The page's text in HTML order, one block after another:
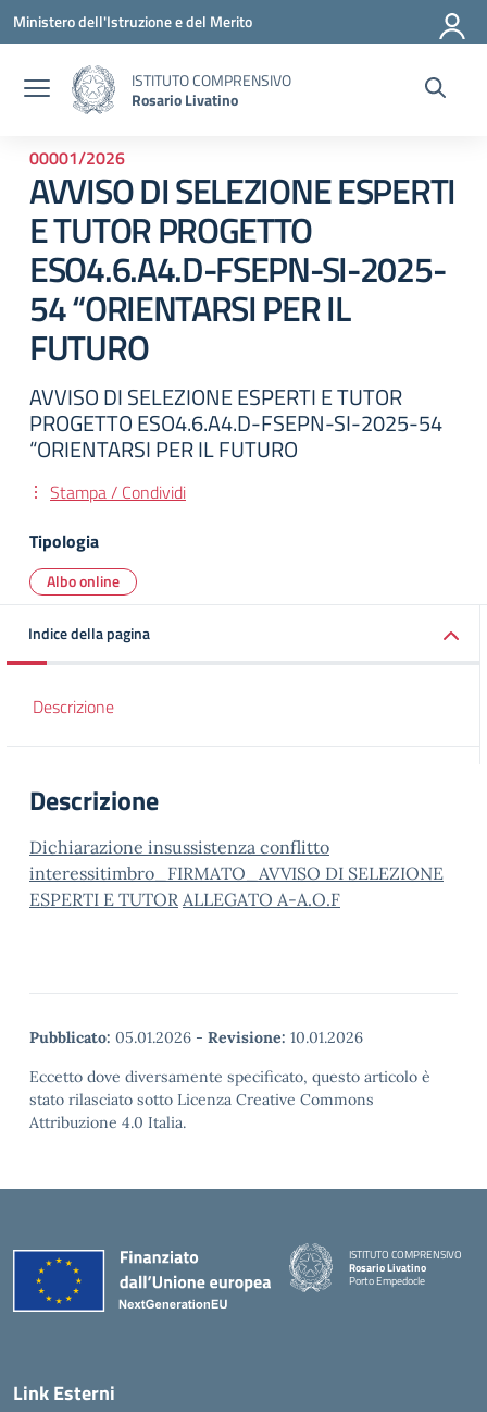
Vai ai contenuti
Vai al menu di navigazione
Vai al footer
Ministero dell'Istruzione e del Merito
ISTITUTO COMPRENSIVO
Rosario Livatino
00001/2026
AVVISO DI SELEZIONE ESPERTI
E TUTOR PROGETTO
ESO4.6.A4.D-FSEPN-SI-2025-
54 “ORIENTARSI PER IL
FUTURO
AVVISO DI SELEZIONE ESPERTI E TUTOR
PROGETTO ESO4.6.A4.D-FSEPN-SI-2025-54
“ORIENTARSI PER IL FUTURO
Stampa / Condividi
Tipologia
Albo online
Indice della pagina
Descrizione
Descrizione
Dichiarazione insussistenza conflitto
interessitimbro_FIRMATO_AVVISO DI SELEZIONE
ESPERTI E TUTOR ALLEGATO A-A.O.F
Pubblicato: 05.01.2026 - Revisione: 10.01.2026
Eccetto dove diversamente specificato, questo articolo è
stato rilasciato sotto Licenza Creative Commons
Attribuzione 4.0 Italia.
ISTITUTO COMPRENSIVO
Rosario Livatino
Porto Empedocle
Link Esterni